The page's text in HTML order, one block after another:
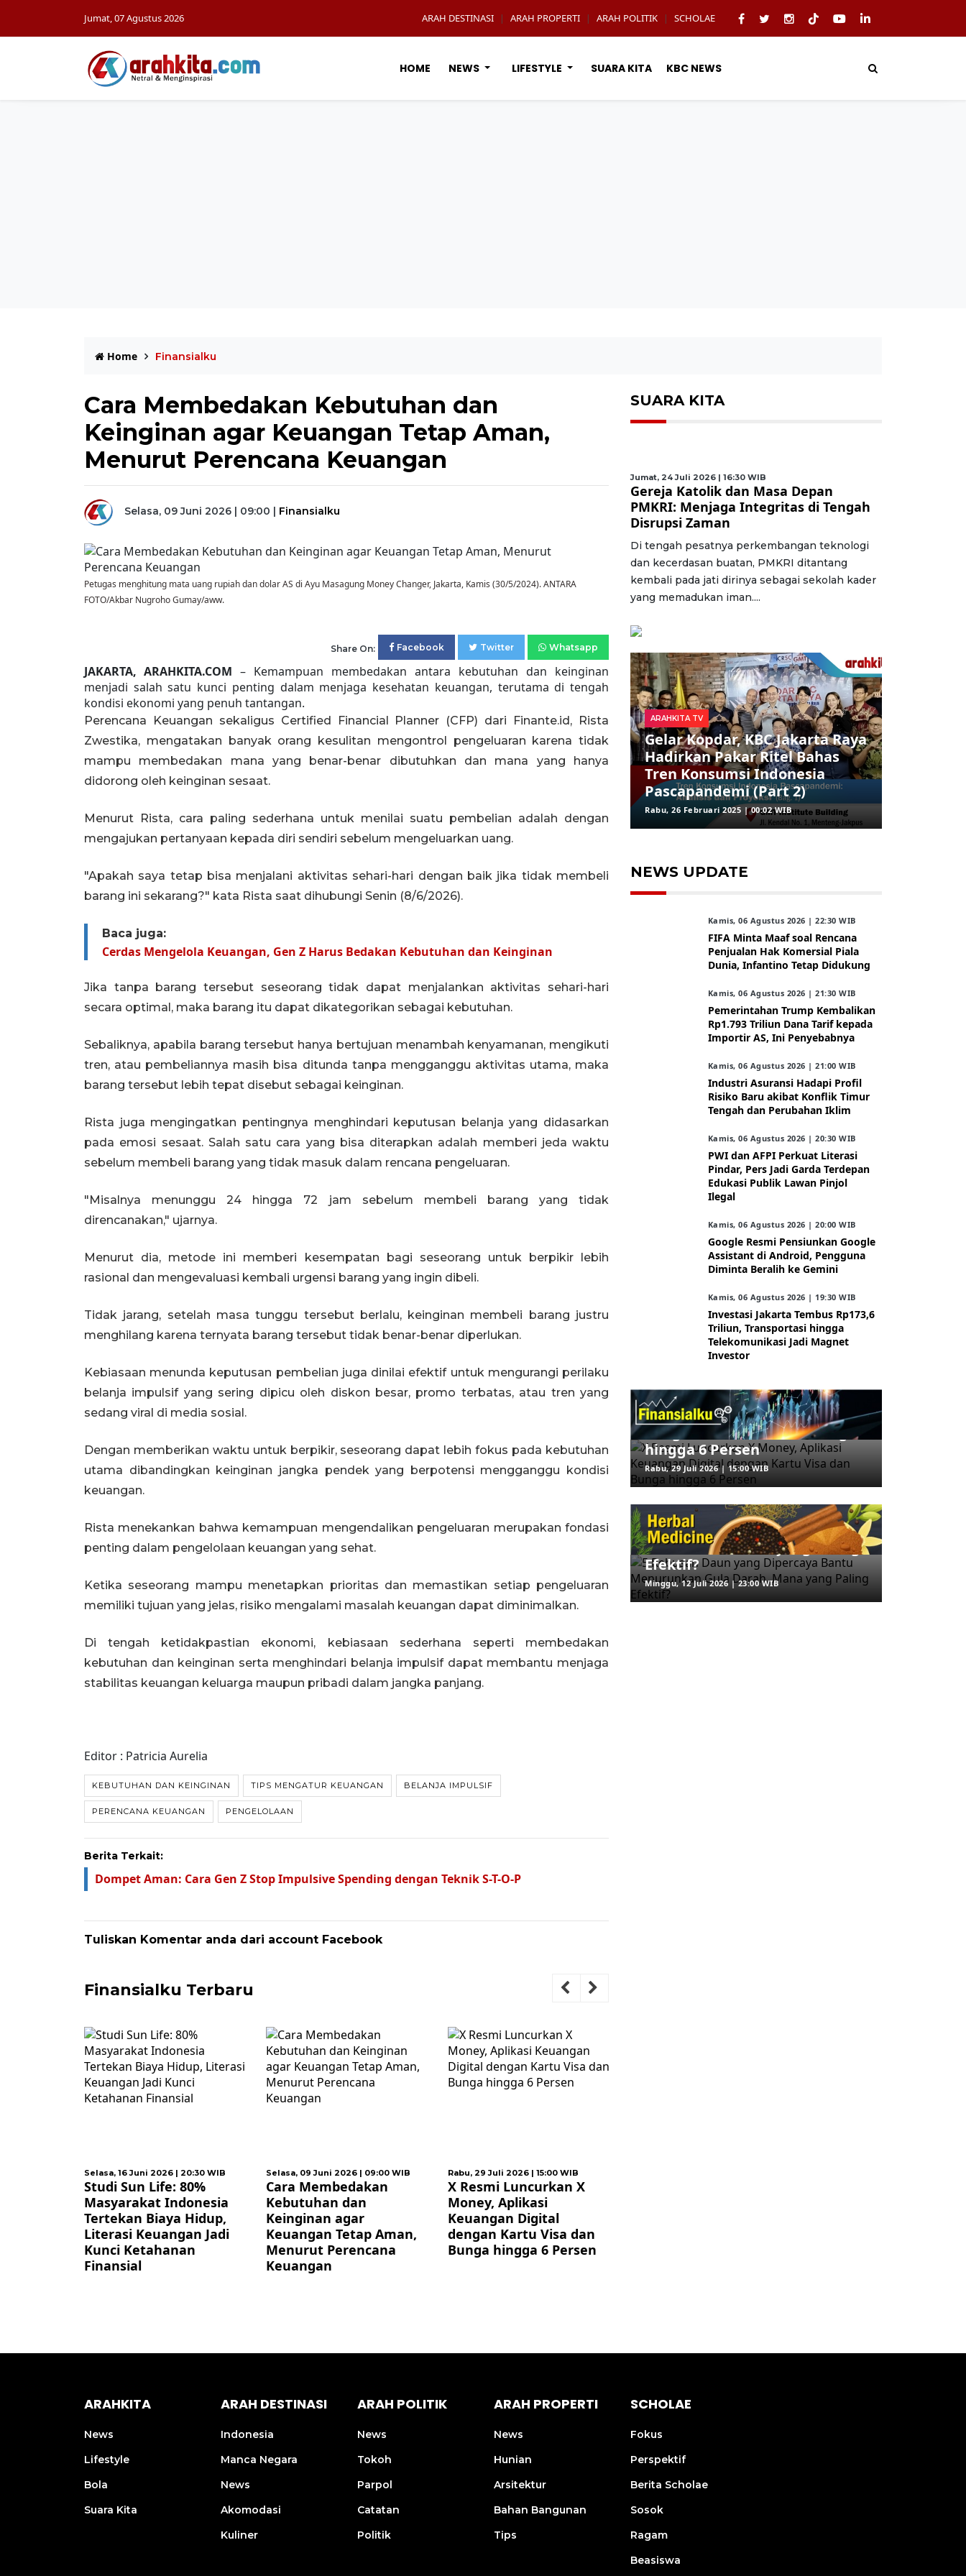
Jumat, 07 Agustus 2026 ARAH DESTINASI | ARAH PROPERTI | ARAH POLITIK | SCHOLAE
HOME NEWS LIFESTYLE SUARA KITA KBC NEWS
Home Finansialku
Cara Membedakan Kebutuhan dan
Keinginan agar Keuangan Tetap Aman,
Menurut Perencana Keuangan
Selasa, 09 Juni 2026 | 09:00 | Finansialku
Petugas menghitung mata uang rupiah dan dolar AS di Ayu Masagung Money Changer, Jakarta, Kamis (30/5/2024). ANTARA
FOTO/Akbar Nugroho Gumay/aww.
Share On: Facebook Twitter Whatsapp
JAKARTA, ARAHKITA.COM – Kemampuan membedakan antara kebutuhan dan keinginan
menjadi salah satu kunci penting dalam menjaga kesehatan keuangan, terutama di tengah
kondisi ekonomi yang penuh tantangan.
Perencana Keuangan sekaligus Certified Financial Planner (CFP) dari Finante.id, Rista
Zwestika, mengatakan banyak orang kesulitan mengontrol pengeluaran karena tidak
mampu membedakan mana yang benar-benar dibutuhkan dan mana yang hanya
didorong oleh keinginan sesaat.
Menurut Rista, cara paling sederhana untuk menilai suatu pembelian adalah dengan
mengajukan pertanyaan kepada diri sendiri sebelum mengeluarkan uang.
"Apakah saya tetap bisa menjalani aktivitas sehari-hari dengan baik jika tidak membeli
barang ini sekarang?" kata Rista saat dihubungi Senin (8/6/2026).
Baca juga:
Cerdas Mengelola Keuangan, Gen Z Harus Bedakan Kebutuhan dan Keinginan
Jika tanpa barang tersebut seseorang tidak dapat menjalankan aktivitas sehari-hari
secara optimal, maka barang itu dapat dikategorikan sebagai kebutuhan.
Sebaliknya, apabila barang tersebut hanya bertujuan menambah kenyamanan, mengikuti
tren, atau pembeliannya masih bisa ditunda tanpa mengganggu aktivitas utama, maka
barang tersebut lebih tepat disebut sebagai keinginan.
Rista juga mengingatkan pentingnya menghindari keputusan belanja yang didasarkan
pada emosi sesaat. Salah satu cara yang bisa diterapkan adalah memberi jeda waktu
sebelum membeli barang yang tidak masuk dalam rencana pengeluaran.
"Misalnya menunggu 24 hingga 72 jam sebelum membeli barang yang tidak
direncanakan," ujarnya.
Menurut dia, metode ini memberi kesempatan bagi seseorang untuk berpikir lebih
rasional dan mengevaluasi kembali urgensi barang yang ingin dibeli.
Tidak jarang, setelah masa tunggu tersebut berlalu, keinginan membeli barang justru
menghilang karena ternyata barang tersebut tidak benar-benar diperlukan.
Kebiasaan menunda keputusan pembelian juga dinilai efektif untuk mengurangi perilaku
belanja impulsif yang sering dipicu oleh diskon besar, promo terbatas, atau tren yang
sedang viral di media sosial.
Dengan memberikan waktu untuk berpikir, seseorang dapat lebih fokus pada kebutuhan
utama dibandingkan keinginan jangka pendek yang berpotensi mengganggu kondisi
keuangan.
Rista menekankan bahwa kemampuan mengendalikan pengeluaran merupakan fondasi
penting dalam pengelolaan keuangan yang sehat.
Ketika seseorang mampu menetapkan prioritas dan memastikan setiap pengeluaran
memiliki tujuan yang jelas, risiko mengalami masalah keuangan dapat diminimalkan.
Di tengah ketidakpastian ekonomi, kebiasaan sederhana seperti membedakan
kebutuhan dan keinginan serta menghindari belanja impulsif dapat membantu menjaga
stabilitas keuangan keluarga maupun pribadi dalam jangka panjang.
Editor : Patricia Aurelia
KEBUTUHAN DAN KEINGINAN TIPS MENGATUR KEUANGAN BELANJA IMPULSIF
PERENCANA KEUANGAN PENGELOLAAN
Berita Terkait:
Dompet Aman: Cara Gen Z Stop Impulsive Spending dengan Teknik S-T-O-P
Tuliskan Komentar anda dari account Facebook
Finansialku Terbaru
16 Juni 2026 | 20:30 WIB
Indonesia
Biaya Hidup,
Jadi
Selasa, 09 Juni 2026 | 09:00 WIB
Cara Membedakan
Kebutuhan dan
Keinginan agar
Keuangan Tetap Aman,
Menurut Perencana
Keuangan
Rabu, 29 Juli 2026 | 15:00 WIB
X Resmi Luncurkan X
Money, Aplikasi
Keuangan Digital
dengan Kartu Visa dan
Bunga hingga 6 Persen
Selasa, 07 Juli 2026 | 23:30 WIB
Bukan Soal Gaji Besar,
Ini Cara Mengatur
Alokasi Uang agar
Keuangan Lebih Terarah
SUARA KITA
Jumat, 24 Juli 2026 | 16:30 WIB
Gereja Katolik dan Masa Depan
PMKRI: Menjaga Integritas di Tengah
Disrupsi Zaman
Di tengah pesatnya perkembangan teknologi
dan kecerdasan buatan, PMKRI ditantang
kembali pada jati dirinya sebagai sekolah kader
yang memadukan iman....
ARAHKITA TV
Gelar Kopdar, KBC Jakarta Raya
Hadirkan Pakar Ritel Bahas
Tren Konsumsi Indonesia
Pascapandemi (Part 2)
Rabu, 26 Februari 2025 | 00:02 WIB
NEWS UPDATE
Kamis, 06 Agustus 2026 | 22:30 WIB
FIFA Minta Maaf soal Rencana
Penjualan Hak Komersial Piala
Dunia, Infantino Tetap Didukung
Kamis, 06 Agustus 2026 | 21:30 WIB
Pemerintahan Trump Kembalikan
Rp1.793 Triliun Dana Tarif kepada
Importir AS, Ini Penyebabnya
Kamis, 06 Agustus 2026 | 21:00 WIB
Industri Asuransi Hadapi Profil
Risiko Baru akibat Konflik Timur
Tengah dan Perubahan Iklim
Kamis, 06 Agustus 2026 | 20:30 WIB
PWI dan AFPI Perkuat Literasi
Pindar, Pers Jadi Garda Terdepan
Edukasi Publik Lawan Pinjol
Ilegal
Kamis, 06 Agustus 2026 | 20:00 WIB
Google Resmi Pensiunkan Google
Assistant di Android, Pengguna
Diminta Beralih ke Gemini
Kamis, 06 Agustus 2026 | 19:30 WIB
Investasi Jakarta Tembus Rp173,6
Triliun, Transportasi hingga
Telekomunikasi Jadi Magnet
Investor
X Resmi Luncurkan X Money,
Aplikasi Keuangan Digital
dengan Kartu Visa dan Bunga
hingga 6 Persen
Rabu, 29 Juli 2026 | 15:00 WIB
5 Rebusan Daun yang
Dipercaya Bantu Menurunkan
Gula Darah, Mana yang Paling
Efektif?
Minggu, 12 Juli 2026 | 23:00 WIB
ARAHKITA
News
Lifestyle
Bola
Suara Kita
ARAH DESTINASI
Indonesia
Manca Negara
News
Akomodasi
Kuliner
ARAH POLITIK
News
Tokoh
Parpol
Catatan
Politik
ARAH PROPERTI
News
Hunian
Arsitektur
Bahan Bangunan
Tips
SCHOLAE
Fokus
Perspektif
Berita Scholae
Sosok
Ragam
Beasiswa